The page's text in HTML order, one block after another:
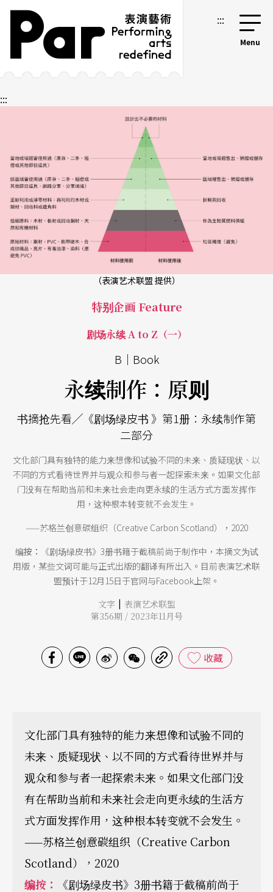
跳到主要内容区块
网站导览 :::
:::
（表演艺术联盟 提供）
特别企画 Feature
剧场永续 A to Z（一）
B│Book
永续制作：原则
书摘抢先看╱《剧场绿皮书 》第1册：永续制作第
二部分
文化部门具有独特的能力来想像和试验不同的未来、质疑现状、以
不同的方式看待世界并与观众和参与者一起探索未来。如果文化部
门没有在帮助当前和未来社会走向更永续的生活方式方面发挥作
用，这种根本转变就不会发生。
——苏格兰创意碳组织（Creative Carbon Scotland），2020
编按：
《剧场绿皮书》3册书籍于截稿前尚于制作中，本摘文为试
用版，某些文词可能与正式出版的翻译有所出入。目前表演艺术联
盟预计于12月15日于官网与Facebook上架。
文字 | 表演艺术联盟
第356期 / 2023年11月号
收藏
文化部门具有独特的能力来想像和试验不同的
未来、质疑现状、以不同的方式看待世界并与
观众和参与者一起探索未来。如果文化部门没
有在帮助当前和未来社会走向更永续的生活方
式方面发挥作用，这种根本转变就不会发生。
——苏格兰创意碳组织（Creative Carbon
Scotland），2020
编按：
《剧场绿皮书》3册书籍于截稿前尚于